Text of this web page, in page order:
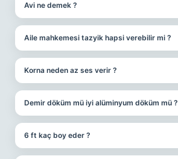
Avi ne demek ?
Aile mahkemesi tazyik hapsi verebilir mi ?
Korna neden az ses verir ?
Demir döküm mü iyi alüminyum döküm mü ?
6 ft kaç boy eder ?